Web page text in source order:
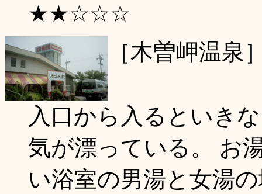
★★☆☆☆
［木曽岬温泉
入口から入るといき
気が漂っている。 お
い浴室の男湯と女湯